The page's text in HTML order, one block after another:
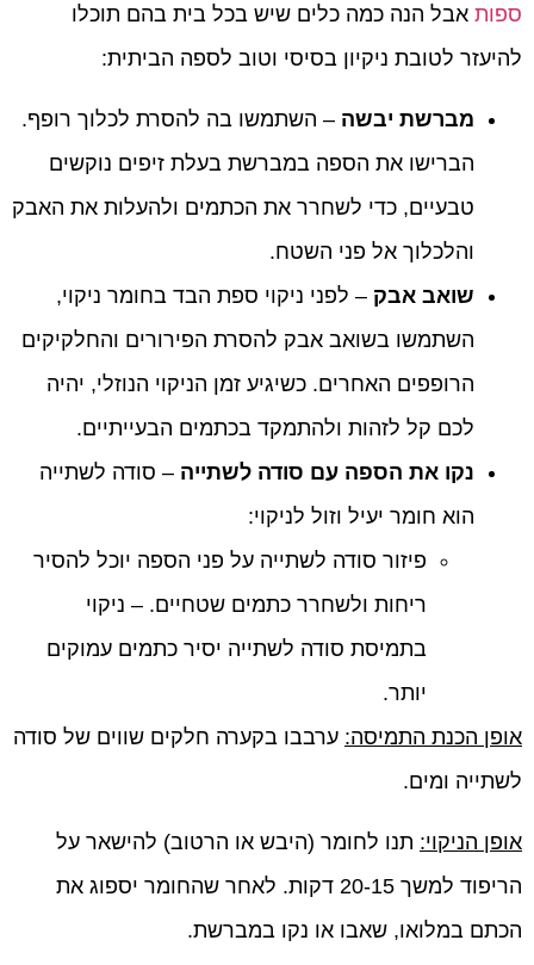
ספות אבל הנה כמה כלים שיש בכל בית בהם תוכלו
להיעזר לטובת ניקיון בסיסי וטוב לספה הביתית:
מברשת יבשה – השתמשו בה להסרת לכלוך רופף.
הברישו את הספה במברשת בעלת זיפים נוקשים
טבעיים, כדי לשחרר את הכתמים ולהעלות את האבק
והלכלוך אל פני השטח.
שואב אבק – לפני ניקוי ספת הבד בחומר ניקוי,
השתמשו בשואב אבק להסרת הפירורים והחלקיקים
הרופפים האחרים. כשיגיע זמן הניקוי הנוזלי, יהיה
לכם קל לזהות ולהתמקד בכתמים הבעייתיים.
נקו את הספה עם סודה לשתייה – סודה לשתייה
הוא חומר יעיל וזול לניקוי:
פיזור סודה לשתייה על פני הספה יוכל להסיר
ריחות ולשחרר כתמים שטחיים. – ניקוי
בתמיסת סודה לשתייה יסיר כתמים עמוקים
יותר.
אופן הכנת התמיסה: ערבבו בקערה חלקים שווים של סודה
לשתייה ומים.
אופן הניקוי: תנו לחומר (היבש או הרטוב) להישאר על
הריפוד למשך 20-15 דקות. לאחר שהחומר יספוג את
הכתם במלואו, שאבו או נקו במברשת.